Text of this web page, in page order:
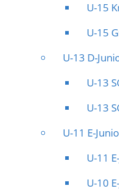
U-15
U-15
U-13 D-
U-13
U-13
U-11 E-
U-11
U-10